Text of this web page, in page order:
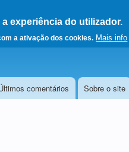
experiência do utilizador.
a ativação dos cookies. Mais info
página principal
comentários Sobre o site